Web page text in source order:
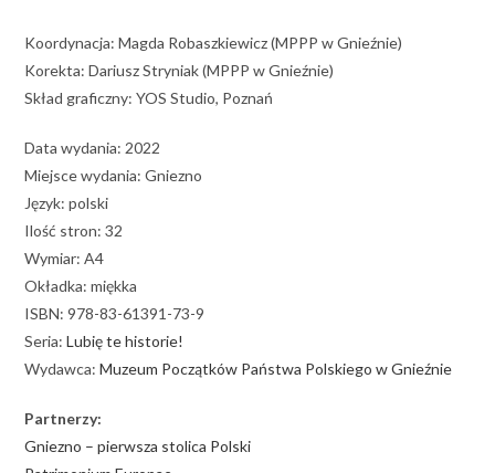
Koordynacja: Magda Robaszkiewicz (MPPP w Gnieźnie)
Korekta: Dariusz Stryniak (MPPP w Gnieźnie)
Skład graficzny: YOS Studio, Poznań
Data wydania: 2022
Miejsce wydania: Gniezno
Język: polski
Ilość stron: 32
Wymiar: A4
Okładka: miękka
ISBN: 978-83-61391-73-9
Seria:Lubię te historie!
Wydawca:Muzeum Początków Państwa Polskiego w Gnieźnie
Partnerzy:
Gniezno – pierwsza stolica Polski